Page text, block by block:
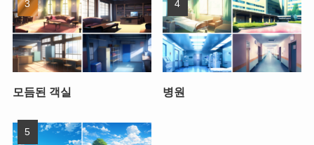
모듬된 객실 병원